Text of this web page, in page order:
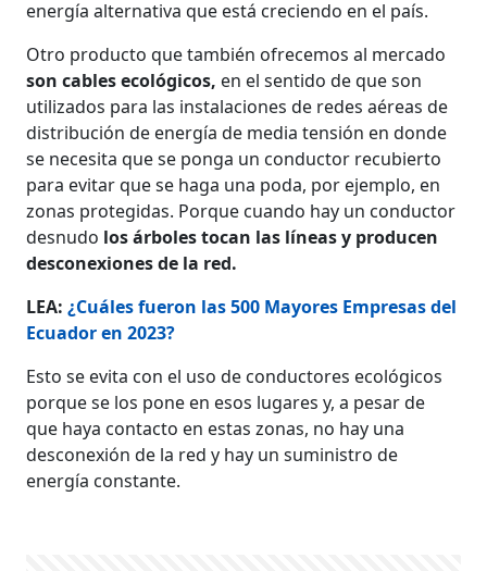
energía alternativa que está creciendo en el país.
Otro producto que también ofrecemos al mercado
son cables ecológicos, en el sentido de que son
utilizados para las instalaciones de redes aéreas de
distribución de energía de media tensión en donde
se necesita que se ponga un conductor recubierto
para evitar que se haga una poda, por ejemplo, en
zonas protegidas. Porque cuando hay un conductor
desnudo los árboles tocan las líneas y producen
desconexiones de la red.
LEA:¿Cuáles fueron las 500 Mayores Empresas del
Ecuador en 2023?
​​​​​Esto se evita con el uso de conductores ecológicos
porque se los pone en esos lugares y, a pesar de
que haya contacto en estas zonas, no hay una
desconexión de la red y hay un suministro de
energía constante.